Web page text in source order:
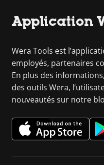
Application
Wera Tools est
employés, partenaires
En plus des
des outils Wera,
nouveautés sur notre